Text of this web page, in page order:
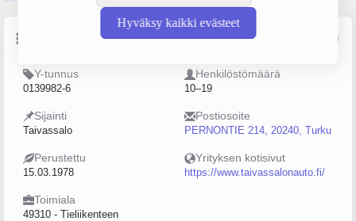
Hyväksy kaikki evästeet
Lähde: YTJ, PRH, Traficom
Y-tunnus
0139982-6
Henkilöstömäärä
10–19
Sijainti
Taivassalo
Postiosoite
PERNONTIE 214, 20240, Turku
Perustettu
15.03.1978
Yrityksen kotisivut
https://www.taivassalonauto.fi/
Toimiala
49310 - Tieliikenteen